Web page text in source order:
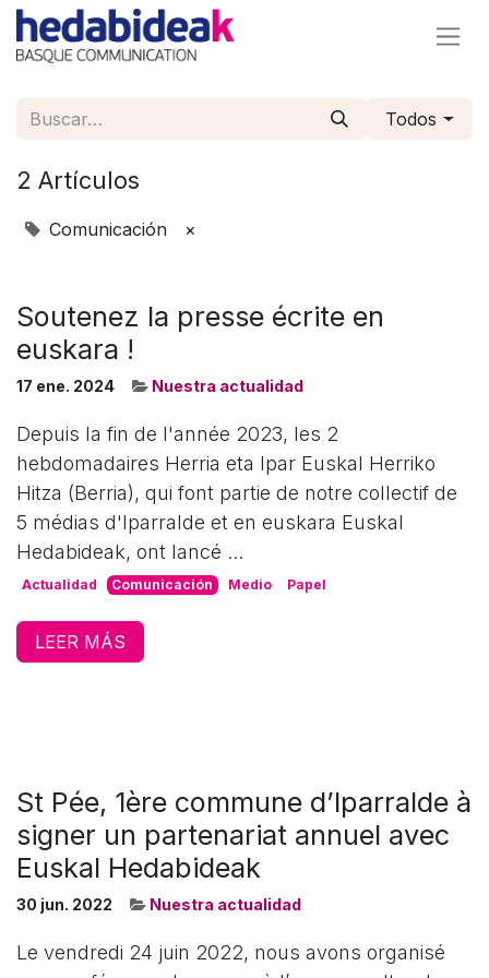
Todos
2 Artículos
Comunicación ×
Soutenez la presse écrite en
euskara !
17 ene. 2024 Nuestra actualidad
Depuis la fin de l'année 2023, les 2
hebdomadaires Herria eta Ipar Euskal Herriko
Hitza (Berria), qui font partie de notre collectif de
5 médias d'Iparralde et en euskara Euskal
Hedabideak, ont lancé ...
Actualidad Comunicación Medio Papel
LEER MÁS
St Pée, 1ère commune d’Iparralde à
signer un partenariat annuel avec
Euskal Hedabideak
30 jun. 2022 Nuestra actualidad
Le vendredi 24 juin 2022, nous avons organisé